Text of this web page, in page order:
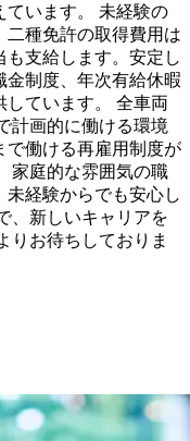
ています。 未経験の
種免許の取得費用は
支給します。安定し
金制度、年次有給休暇
ています。 全車両
計画的に働ける環境
で働ける再雇用制度が
家庭的な雰囲気の職
経験からでも安心し
、新しいキャリアを
りお待ちしておりま